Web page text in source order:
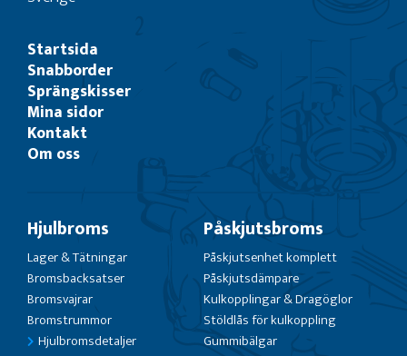
Startsida
Snabborder
Sprängskisser
Mina sidor
Kontakt
Om oss
Hjulbroms
Lager & Tätningar
Bromsbacksatser
Bromsvajrar
Bromstrummor
Hjulbromsdetaljer
Påskjutsbroms
Påskjutsenhet komplett
Påskjutsdämpare
Kulkopplingar & Dragöglor
Stöldlås för kulkoppling
Gummibälgar